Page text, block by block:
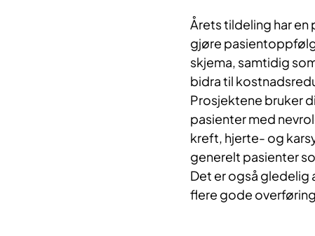
Årets tildeling har
gjøre
skjema, samtidig
bidra til
Prosjektene bruker
pasienter med
kreft, hjerte- og
generelt pasienter
Det er også gledelig
flere gode